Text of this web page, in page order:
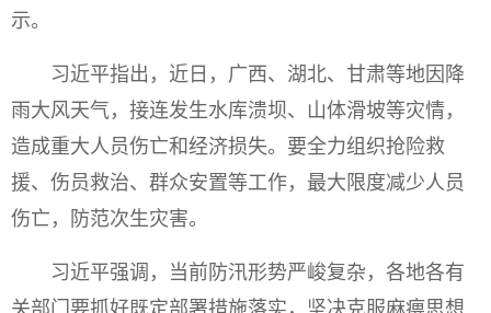
示。
习近平指出，近日，广西、湖北、甘肃等地因降
雨大风天气，接连发生水库溃坝、山体滑坡等灾情，
造成重大人员伤亡和经济损失。要全力组织抢险救
援、伤员救治、群众安置等工作，最大限度减少人员
伤亡，防范次生灾害。
习近平强调，当前防汛形势严峻复杂，各地各有
关部门要抓好既定部署措施落实，坚决克服麻痹思想